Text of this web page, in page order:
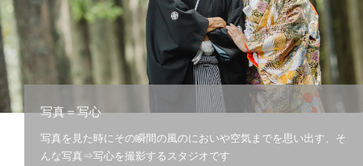
こだわりポイント
事前来店なしで撮影 人気スポットでの撮影
写真＝写心
写真を見た時にその瞬間の風のにおいや空気までを思い出す、そ
んな写真⇒写心を撮影するスタジオです